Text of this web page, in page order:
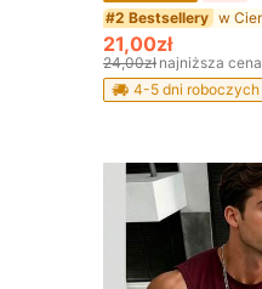
#2 Bestsellery
21,00zł
24,00zł najniższa cena
4-5 dni roboczych